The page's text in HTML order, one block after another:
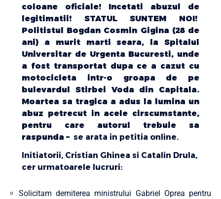
coloane oficiale! Incetati abuzul de
legitimatii! STATUL SUNTEM NOI!
Politistul Bogdan Cosmin Gigina (28 de
ani) a murit marti seara, la Spitalul
Universitar de Urgenta Bucuresti, unde
a fost transportat dupa ce a cazut cu
motocicleta intr-o groapa de pe
bulevardul Stirbei Voda din Capitala.
Moartea sa tragica a adus la lumina un
abuz petrecut in acele cirscumstante,
pentru care autorul trebuie sa
raspunda – se arata in petitia online.
Initiatorii, Cristian Ghinea si Catalin Drula,
cer urmatoarele lucruri:
Solicitam demiterea ministrului Gabriel Oprea pentru